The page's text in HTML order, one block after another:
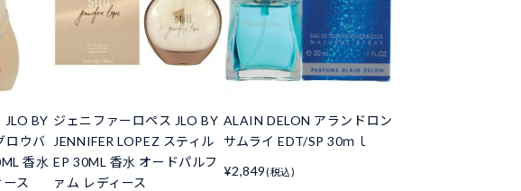
JLO BY
ロウバ
香水
ス
ジェニファーロペス JLO BY
JENNIFER LOPEZ スティル
EP 30ML 香水 オードパルフ
ァム レディース
ALAIN DELON アランドロン
サムライ EDT/SP 30ｍｌ
¥2,849 (税込)